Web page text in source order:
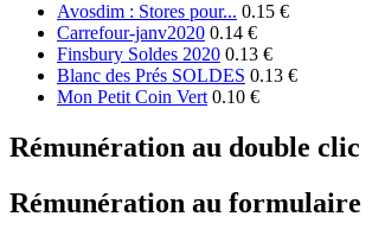
Avosdim : Stores pour... 0.15 €
Carrefour-janv2020 0.14 €
Finsbury Soldes 2020 0.13 €
Blanc des Prés SOLDES 0.13 €
Mon Petit Coin Vert 0.10 €
Rémunération au double clic
Rémunération au formulaire